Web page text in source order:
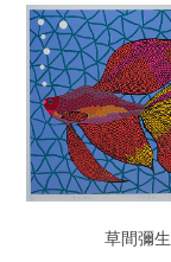
草間彌生